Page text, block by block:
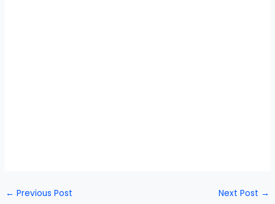
← Previous Post Next Post →